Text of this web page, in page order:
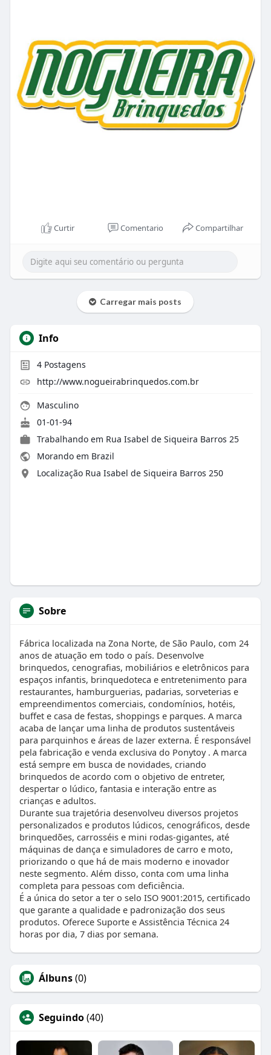
Curtir Comentario Compartilhar
Carregar mais posts
Info
4Postagens
http://www.nogueirabrinquedos.com.br
Masculino
01-01-94
Trabalhando em Rua Isabel de Siqueira Barros 25
Morando em Brazil
Localização Rua Isabel de Siqueira Barros 250
Sobre
Fábrica localizada na Zona Norte, de São Paulo, com 24
anos de atuação em todo o país. Desenvolve
brinquedos, cenografias, mobiliários e eletrônicos para
espaços infantis, brinquedoteca e entretenimento para
restaurantes, hamburguerias, padarias, sorveterias e
empreendimentos comerciais, condomínios, hotéis,
buffet e casa de festas, shoppings e parques. A marca
acaba de lançar uma linha de produtos sustentáveis
para parquinhos e áreas de lazer externa. É responsável
pela fabricação e venda exclusiva do Ponytoy . A marca
está sempre em busca de novidades, criando
brinquedos de acordo com o objetivo de entreter,
despertar o lúdico, fantasia e interação entre as
crianças e adultos.
Durante sua trajetória desenvolveu diversos projetos
personalizados e produtos lúdicos, cenográficos, desde
brinquedões, carrosséis e mini rodas-gigantes, até
máquinas de dança e simuladores de carro e moto,
priorizando o que há de mais moderno e inovador
neste segmento. Além disso, conta com uma linha
completa para pessoas com deficiência.
É a única do setor a ter o selo ISO 9001:2015, certificado
que garante a qualidade e padronização dos seus
produtos. Oferece Suporte e Assistência Técnica 24
horas por dia, 7 dias por semana.
Álbuns(0)
Seguindo(40)